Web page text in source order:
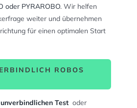
oder PYRAROBO. Wir helfen
weiter und übernehmen
für einen optimalen Start
ROBOS
Test oder